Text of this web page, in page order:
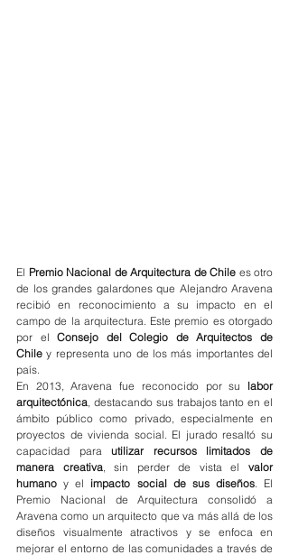
El Premio Nacional de Arquitectura de Chile es otro
de los grandes galardones que Alejandro Aravena
recibió en reconocimiento a su impacto en el
campo de la arquitectura. Este premio es otorgado
por el Consejo del Colegio de Arquitectos de
Chile y representa uno de los más importantes del
país.
En 2013, Aravena fue reconocido por su labor
arquitectónica, destacando sus trabajos tanto en el
ámbito público como privado, especialmente en
proyectos de vivienda social. El jurado resaltó su
capacidad para utilizar recursos limitados de
manera creativa, sin perder de vista el valor
humano y el impacto social de sus diseños. El
Premio Nacional de Arquitectura consolidó a
Aravena como un arquitecto que va más allá de los
diseños visualmente atractivos y se enfoca en
mejorar el entorno de las comunidades a través de